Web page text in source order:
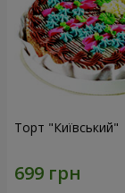
Торт "Київський"